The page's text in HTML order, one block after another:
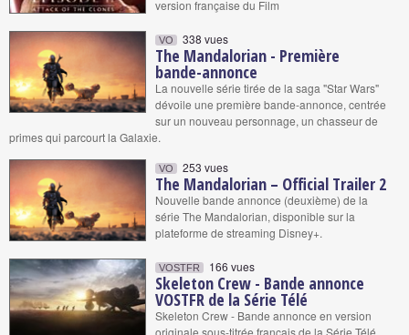
version française du Film
VO 338 vues
The Mandalorian - Première
bande-annonce
La nouvelle série tirée de la saga "Star Wars"
dévoile une première bande-annonce, centrée
sur un nouveau personnage, un chasseur de
primes qui parcourt la Galaxie.
VO 253 vues
The Mandalorian – Official Trailer 2
Nouvelle bande annonce (deuxième) de la
série The Mandalorian, disponible sur la
plateforme de streaming Disney+.
VOSTFR 166 vues
Skeleton Crew - Bande annonce
VOSTFR de la Série Télé
Skeleton Crew - Bande annonce en version
originale sous-titrée français de la Série Télé